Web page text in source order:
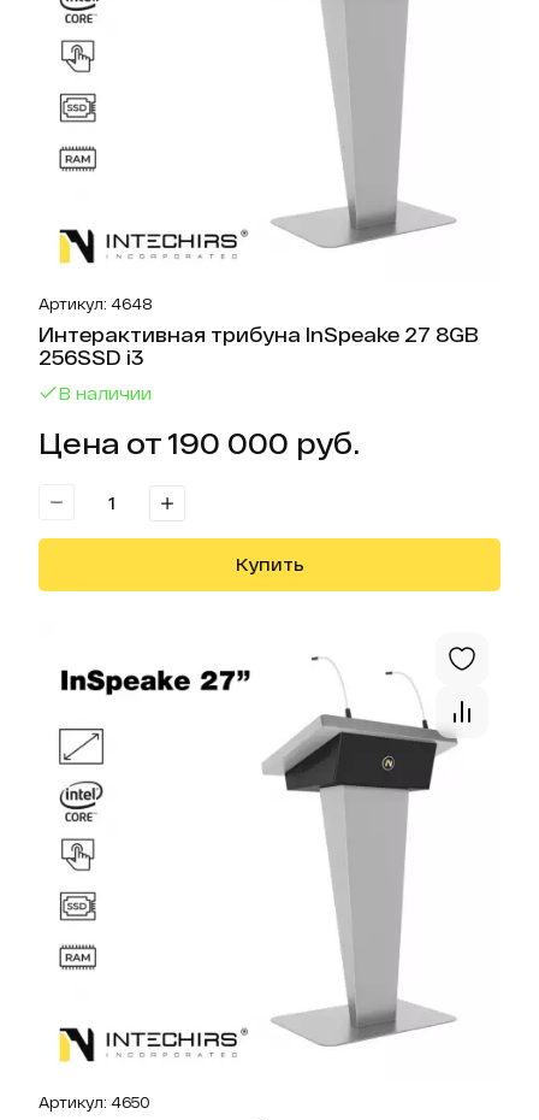
Артикул: 4648
Интерактивная трибуна InSpeake 27 8GB
256SSD i3
В наличии
Цена от 190 000 руб.
Купить
Артикул: 4650